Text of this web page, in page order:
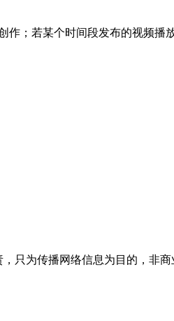
作；若某个时间段发布的视频播
只为传播网络信息为目的，非商